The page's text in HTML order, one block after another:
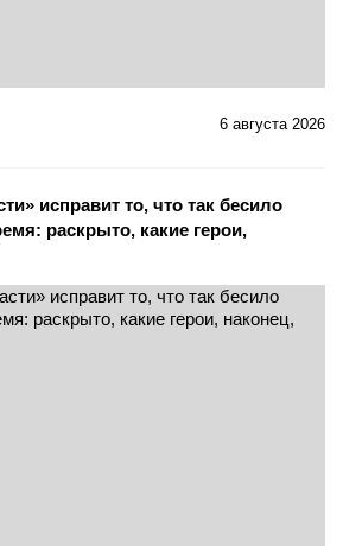
6 августа 2026
исправит то, что так бесило
раскрыто, какие герои,